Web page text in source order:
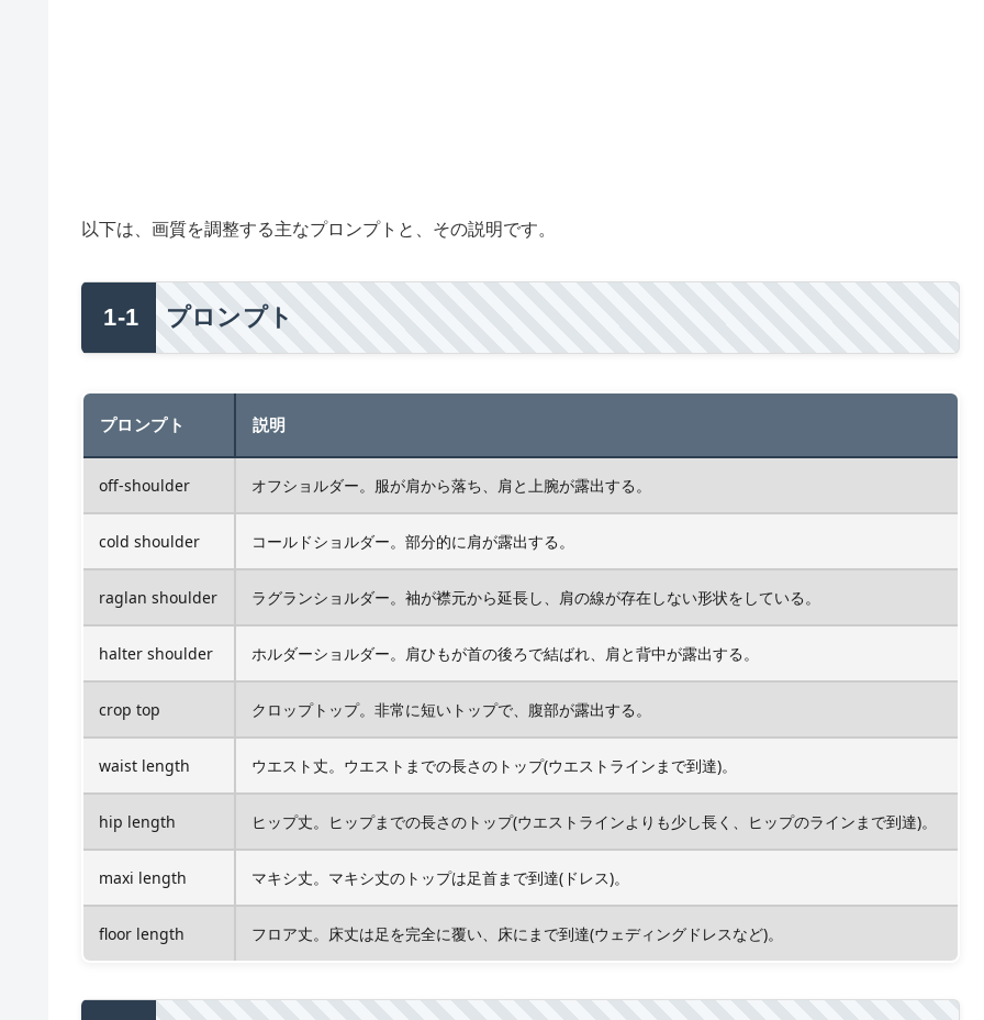
以下は、画質を調整する主なプロンプトと、その説明です。
プロンプト
プロンプト 説明
off-shoulder オフショルダー。服が肩から落ち、肩と上腕が露出する。
cold shoulder コールドショルダー。部分的に肩が露出する。
raglan shoulder ラグランショルダー。袖が襟元から延長し、肩の線が存在しない形状をしている。
halter shoulder ホルダーショルダー。肩ひもが首の後ろで結ばれ、肩と背中が露出する。
crop top クロップトップ。非常に短いトップで、腹部が露出する。
waist length ウエスト丈。ウエストまでの長さのトップ(ウエストラインまで到達)。
hip length ヒップ丈。ヒップまでの長さのトップ(ウエストラインよりも少し長く、ヒップのラインまで到達)。
maxi length マキシ丈。マキシ丈のトップは足首まで到達(ドレス)。
floor length フロア丈。床丈は足を完全に覆い、床にまで到達(ウェディングドレスなど)。